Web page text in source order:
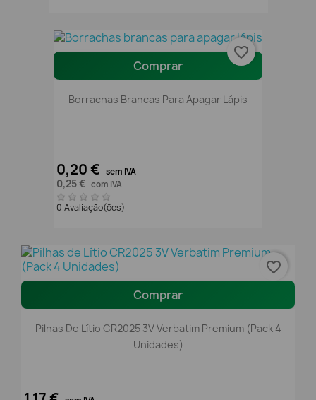
Comprar
Borrachas Brancas Para Apagar Lápis
0,20 € sem IVA
0,25 € com IVA
0 Avaliação(ões)
favorite_border
Comprar
Pilhas De Lítio CR2025 3V Verbatim Premium (Pack 4
Unidades)
favorite_border